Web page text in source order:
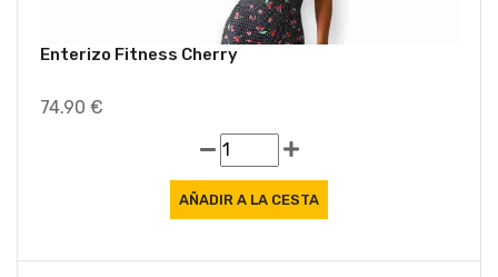
Enterizo Fitness Cherry
74.90 €